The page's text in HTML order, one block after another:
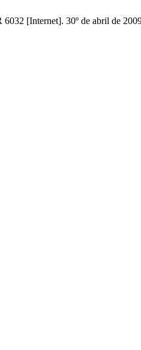
[Internet]. 30º de abril de